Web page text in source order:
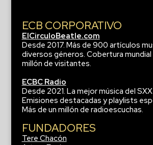
ECB CORPORATIVO
ElCirculoBeatle.com
Desde 2017. Más de 900 artículos
diversos géneros. Cobertura mundial
millón de visitantes.
ECBC Radio
Desde 2021. La mejor música del
Emisiones destacadas y playlists
Más de un millón de radioescuchas.
FUNDADORES
Tere Chacón